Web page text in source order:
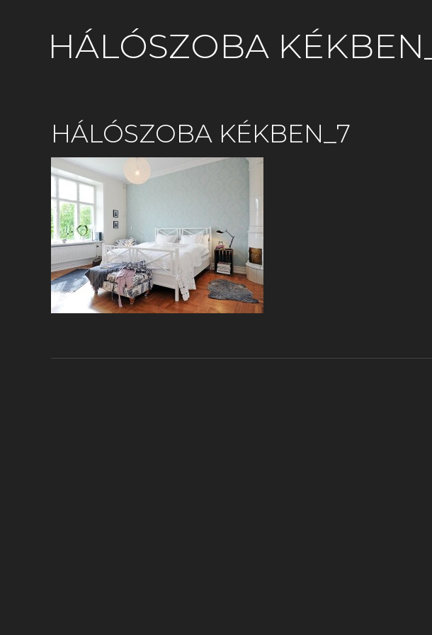
HÁLÓSZOBA
HÁLÓSZOBA KÉKBEN_7